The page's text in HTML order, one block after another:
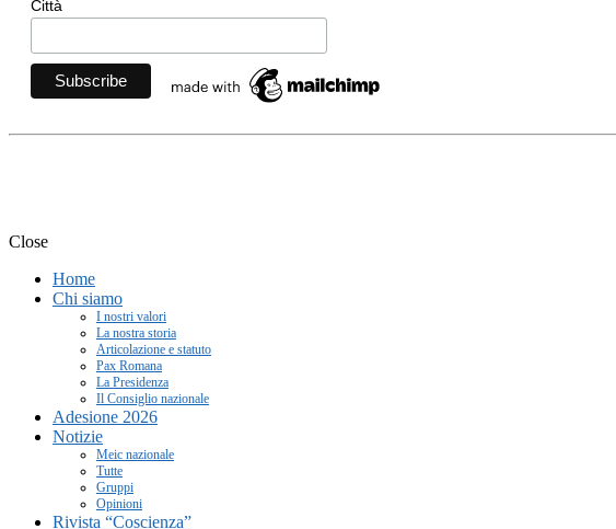
Città
Close
Home
Chi siamo
I nostri valori
La nostra storia
Articolazione e statuto
Pax Romana
La Presidenza
Il Consiglio nazionale
Adesione 2026
Notizie
Meic nazionale
Tutte
Gruppi
Opinioni
Rivista “Coscienza”